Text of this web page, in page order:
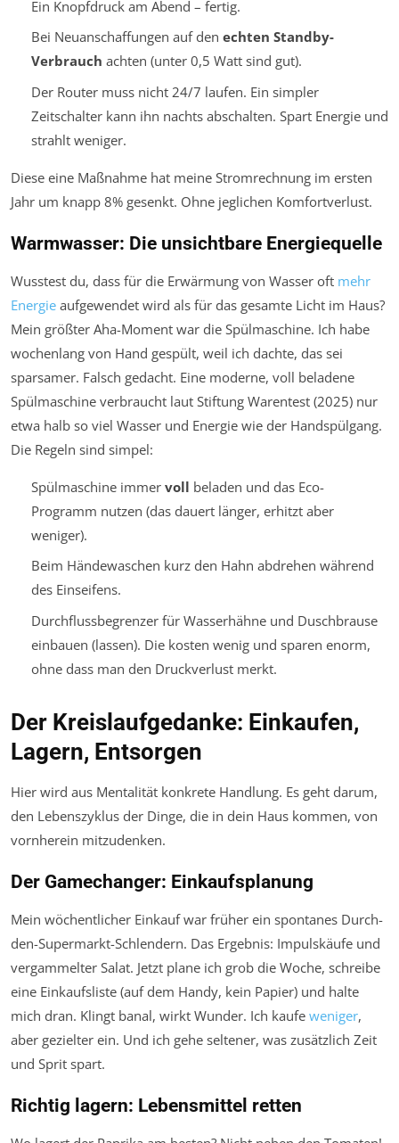
Ein Knopfdruck am Abend – fertig.
Bei Neuanschaffungen auf den echten Standby-
Verbrauch achten (unter 0,5 Watt sind gut).
Der Router muss nicht 24/7 laufen. Ein simpler
Zeitschalter kann ihn nachts abschalten. Spart Energie und
strahlt weniger.
Diese eine Maßnahme hat meine Stromrechnung im ersten
Jahr um knapp 8% gesenkt. Ohne jeglichen Komfortverlust.
Warmwasser: Die unsichtbare Energiequelle
Wusstest du, dass für die Erwärmung von Wasser oft mehr
Energie aufgewendet wird als für das gesamte Licht im Haus?
Mein größter Aha-Moment war die Spülmaschine. Ich habe
wochenlang von Hand gespült, weil ich dachte, das sei
sparsamer. Falsch gedacht. Eine moderne, voll beladene
Spülmaschine verbraucht laut Stiftung Warentest (2025) nur
etwa halb so viel Wasser und Energie wie der Handspülgang.
Die Regeln sind simpel:
Spülmaschine immer voll beladen und das Eco-
Programm nutzen (das dauert länger, erhitzt aber
weniger).
Beim Händewaschen kurz den Hahn abdrehen während
des Einseifens.
Durchflussbegrenzer für Wasserhähne und Duschbrause
einbauen (lassen). Die kosten wenig und sparen enorm,
ohne dass man den Druckverlust merkt.
Der Kreislaufgedanke: Einkaufen,
Lagern, Entsorgen
Hier wird aus Mentalität konkrete Handlung. Es geht darum,
den Lebenszyklus der Dinge, die in dein Haus kommen, von
vornherein mitzudenken.
Der Gamechanger: Einkaufsplanung
Mein wöchentlicher Einkauf war früher ein spontanes Durch-
den-Supermarkt-Schlendern. Das Ergebnis: Impulskäufe und
vergammelter Salat. Jetzt plane ich grob die Woche, schreibe
eine Einkaufsliste (auf dem Handy, kein Papier) und halte
mich dran. Klingt banal, wirkt Wunder. Ich kaufe weniger,
aber gezielter ein. Und ich gehe seltener, was zusätzlich Zeit
und Sprit spart.
Richtig lagern: Lebensmittel retten